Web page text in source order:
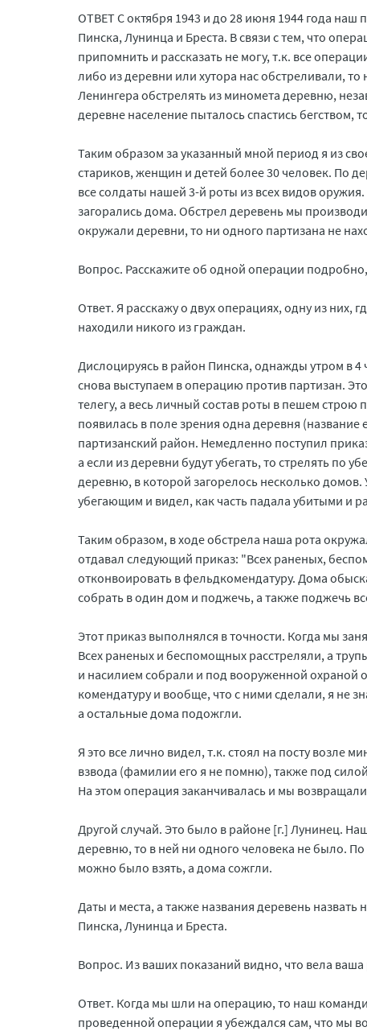
ОТВЕТ С октября 1943 и до 28 июня 1944 года наш
Пинска, Лунинца и Бреста. В связи с тем, что
припомнить и рассказать не могу, т.к. все
либо из деревни или хутора нас обстреливали,
Ленингера обстрелять из миномета деревню,
деревне население пыталось спастись
Таким образом за указанный мной период я из
стариков, женщин и детей более 30 человек. По
все солдаты нашей 3-й роты из всех видов
загорались дома. Обстрел деревень мы
окружали деревни, то ни одного партизана не
Вопрос. Расскажите об одной операции
Ответ. Я расскажу о двух операциях, одну из
находили никого из граждан.
Дислоцируясь в район Пинска, однажды утром в
снова выступаем в операцию против партизан.
телегу, а весь личный состав роты в пешем
появилась в поле зрения одна деревня
партизанский район. Немедленно поступил
а если из деревни будут убегать, то стрелять по
деревню, в которой загорелось несколько домов.
убегающим и видел, как часть падала убитыми и
Таким образом, в ходе обстрела наша рота
отдавал следующий приказ: "Всех раненых,
отконвоировать в фельдкомендатуру. Дома
собрать в один дом и поджечь, а также поджечь
Этот приказ выполнялся в точности. Когда мы
Всех раненых и беспомощных расстреляли, а
и насилием собрали и под вооруженной охраной
комендатуру и вообще, что с ними сделали, я не
а остальные дома подожгли.
Я это все лично видел, т.к. стоял на посту возле
взвода (фамилии его я не помню), также под
На этом операция заканчивалась и мы
Другой случай. Это было в районе [г.] Лунинец.
деревню, то в ней ни одного человека не было.
можно было взять, а дома сожгли.
Даты и места, а также названия деревень
Пинска, Лунинца и Бреста.
Вопрос. Из ваших показаний видно, что вела
Ответ. Когда мы шли на операцию, то наш
проведенной операции я убеждался сам, что мы